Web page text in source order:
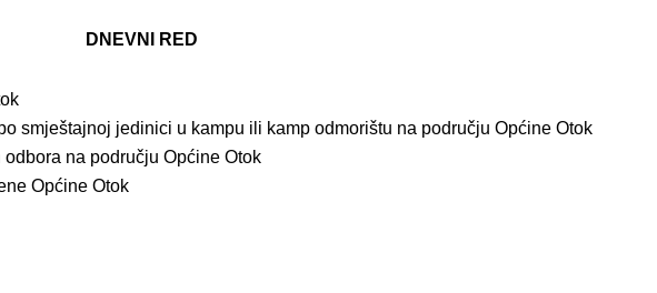
DNEVNI RED
smještajnoj jedinici u kampu ili kamp odmorištu na području Općine Otok
na području Općine Otok
Općine Otok